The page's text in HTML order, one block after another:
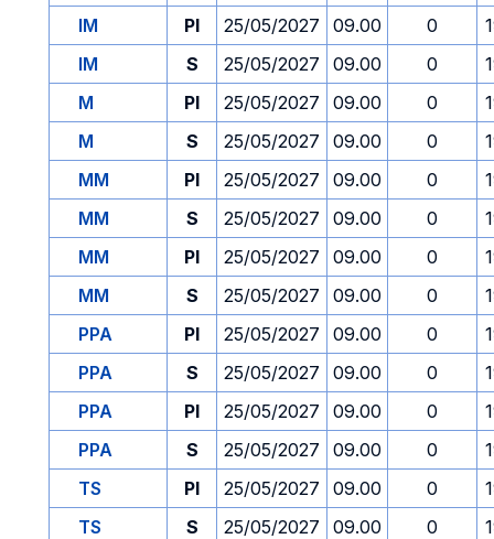
IM PI 25/05/2027 09.00 0
IM
S 25/05/2027 09.00 0
M
PI 25/05/2027 09.00 0
M
S 25/05/2027 09.00 0
MM
PI 25/05/2027 09.00 0
MM
S 25/05/2027 09.00 0
MM
PI 25/05/2027 09.00 0
MM
S 25/05/2027 09.00 0
PPA
PI 25/05/2027 09.00 0
PPA
S 25/05/2027 09.00 0
PPA
PI 25/05/2027 09.00 0
PPA
S 25/05/2027 09.00 0
TS
PI 25/05/2027 09.00 0
TS
S 25/05/2027 09.00 0